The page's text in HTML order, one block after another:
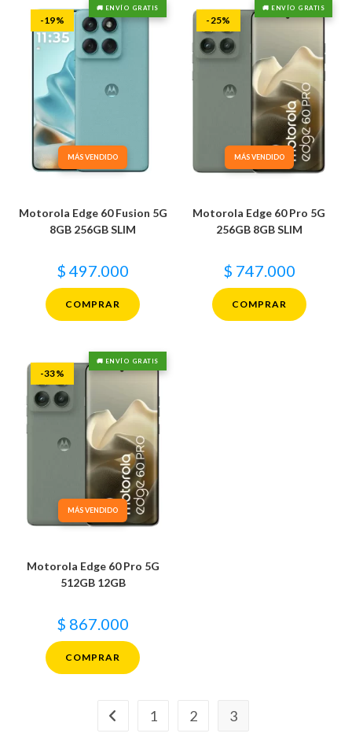
MÁS VENDIDO
🚚 ENVÍO GRATIS
-19%
Motorola Edge 60 Fusion 5G
8GB 256GB SLIM
$ 497.000
COMPRAR
MÁS VENDIDO
🚚 ENVÍO GRATIS
-25%
Motorola Edge 60 Pro 5G
256GB 8GB SLIM
$ 747.000
COMPRAR
MÁS VENDIDO
🚚 ENVÍO GRATIS
-33%
Motorola Edge 60 Pro 5G
512GB 12GB
$ 867.000
COMPRAR
1 2 3